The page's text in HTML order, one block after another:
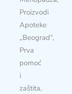
Proizvodi
Apoteke
„Beograd“,
Prva
pomoć
i
zaštita,